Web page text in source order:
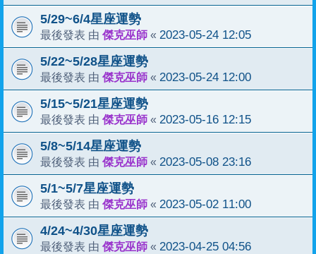
5/29~6/4星座運勢
最後發表 由 傑克巫師 « 2023-05-24 12:05
5/22~5/28星座運勢
最後發表 由 傑克巫師 « 2023-05-24 12:00
5/15~5/21星座運勢
最後發表 由 傑克巫師 « 2023-05-16 12:15
5/8~5/14星座運勢
最後發表 由 傑克巫師 « 2023-05-08 23:16
5/1~5/7星座運勢
最後發表 由 傑克巫師 « 2023-05-02 11:00
4/24~4/30星座運勢
最後發表 由 傑克巫師 « 2023-04-25 04:56